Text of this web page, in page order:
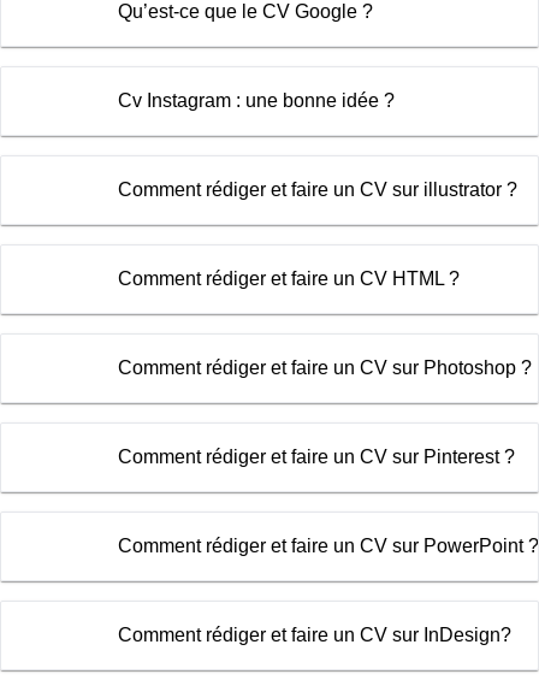
Qu’est-ce que le CV Google ?
Cv Instagram : une bonne idée ?
Comment rédiger et faire un CV sur illustrator ?
Comment rédiger et faire un CV HTML ?
Comment rédiger et faire un CV sur Photoshop ?
Comment rédiger et faire un CV sur Pinterest ?
Comment rédiger et faire un CV sur PowerPoint ?
Comment rédiger et faire un CV sur InDesign?